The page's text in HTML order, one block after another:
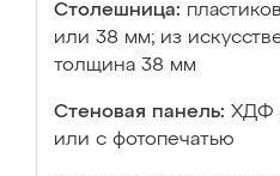
Столешница:
или 38 мм; из
толщина 38 мм
Стеновая панель: ХДФ
или с фотопечатью